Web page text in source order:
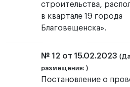
строительства,
в квартале 19 города
Благовещенска».
№ 12 от 15.02.2023
размещения: )
Постановление о